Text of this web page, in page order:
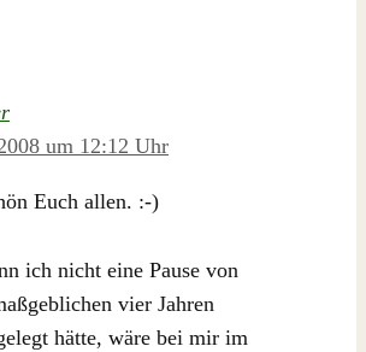
um 12:12 Uhr
Euch allen. :-)
ich nicht eine Pause von
vier Jahren
hätte, wäre bei mir im